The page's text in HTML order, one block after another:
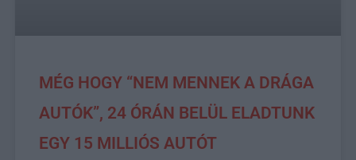
MÉG HOGY “NEM MENNEK A DRÁGA
AUTÓK”, 24 ÓRÁN BELÜL ELADTUNK
EGY 15 MILLIÓS AUTÓT